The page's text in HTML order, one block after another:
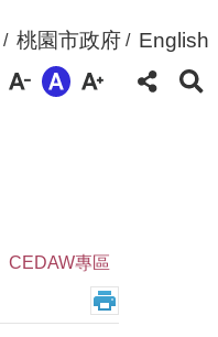
桃園市政府 English
CEDAW專區